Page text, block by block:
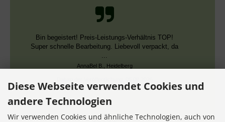
Bin begeistert! Preis-Leistungs-Verhältnis TOP!
Super schnelle Bearbeitung. Liebevoll verpackt, da
...
AnnaBel B., Heidelberg
Datum der Kauferfahrung: 16.07.2026
Diese Webseite verwendet Cookies und
andere Technologien
Wir verwenden Cookies und ähnliche Technologien, auch von